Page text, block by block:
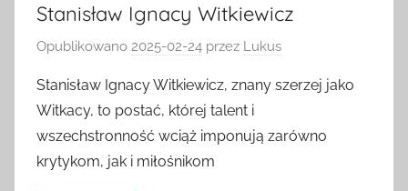
Stanisław Ignacy Witkiewicz
Opublikowano 2025-02-24 przez Lukus
Stanisław Ignacy Witkiewicz, znany szerzej jako
Witkacy, to postać, której talent i
wszechstronność wciąż imponują zarówno
krytykom, jak i miłośnikom